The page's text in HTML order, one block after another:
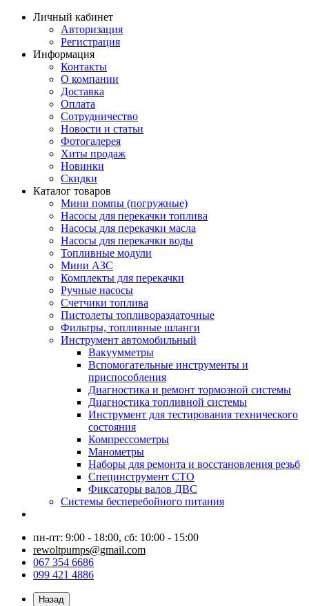
Личный кабинет
Авторизация
Регистрация
Информация
Контакты
О компании
Доставка
Оплата
Сотрудничество
Новости и статьи
Фотогалерея
Хиты продаж
Новинки
Скидки
Каталог товаров
Мини помпы (погружные)
Насосы для перекачки топлива
Насосы для перекачки масла
Насосы для перекачки воды
Топливные модули
Мини АЗС
Комплекты для перекачки
Ручные насосы
Счетчики топлива
Пистолеты топливораздаточные
Фильтры, топливные шланги
Инструмент автомобильный
Вакуумметры
Вспомогательные инструменты и
приспособления
Диагностика и ремонт тормозной системы
Диагностика топливной системы
Инструмент для тестирования технического
состояния
Компрессометры
Манометры
Наборы для ремонта и восстановления резьб
Специнструмент СТО
Фиксаторы валов ДВС
Системы бесперебойного питания
пн-пт: 9:00 - 18:00, сб: 10:00 - 15:00
rewoltpumps@gmail.com
067 354 6686
099 421 4886
Назад